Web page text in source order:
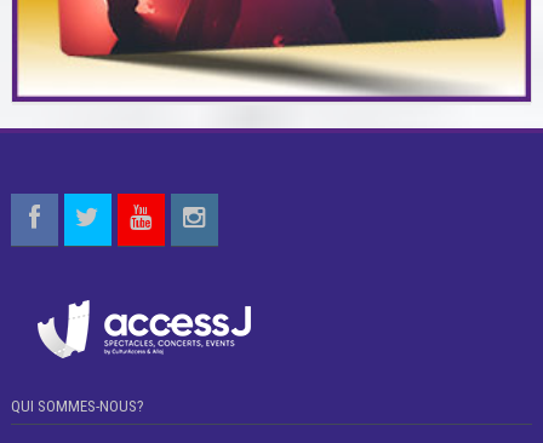
QUI SOMMES-NOUS?